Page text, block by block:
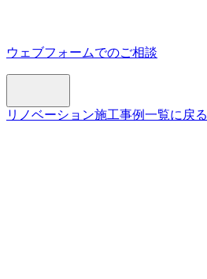
ウェブフォームでのご相談
リノベーション施工事例一覧に戻る